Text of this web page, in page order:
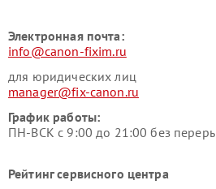
Электронная почта:
info@canon-fixim.ru
для юридических лиц
manager@fix-canon.ru
График работы:
ПН-ВСК с 9:00 до 21:00 без
Рейтинг сервисного центра